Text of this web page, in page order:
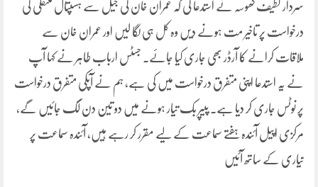
سردار لطیف کھوسہ نے استدعا کی کہ عمران خان کی جیل سے ہسپتال منتقلی کی
درخواست پر تاخیر مت ہونے دیں وہ کل ہی لگا لیں اور عمران خان سے
ملاقات کرانے کا آرڈر بھی جاری کیا جائے۔ جسٹس ارباب طاہر نے کہا آپ
نے یہ استدعا اپنی متفرق درخواست میں کی ہے، ہم نے آپکی متفرق درخواست
پر نوٹس جاری کر دیا ہے۔ پیپر بک تیار ہونے میں دو تین دن لگ جائیں گے،
مرکزی اپیل آئندہ ہفتے سماعت کے لیے مقرر کر رہے ہیں، آئندہ سماعت پر
تیاری کے ساتھ آئیں